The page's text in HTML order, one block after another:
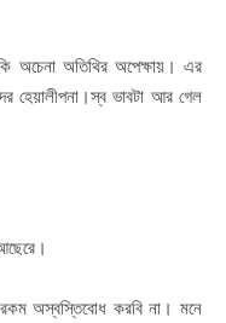
অচেনা অতিথির অপেক্ষায়। এর
হেয়ালীপনা।স্ব ভাবটা আর গেল
অস্বস্তিবোধ করবি না। মনে